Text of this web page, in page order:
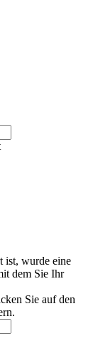
ist, wurde eine
dem Sie Ihr
Sie auf den